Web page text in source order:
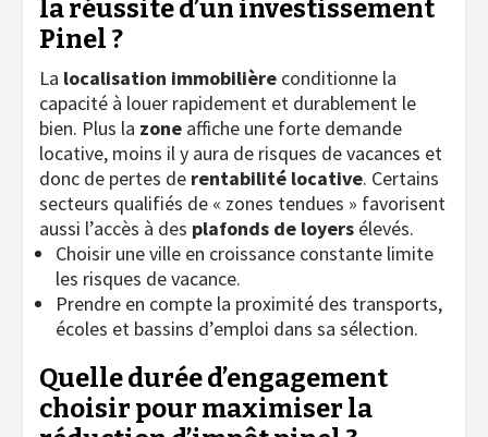
la réussite d’un investissement
Pinel ?
La localisation immobilière conditionne la
capacité à louer rapidement et durablement le
bien. Plus la zone affiche une forte demande
locative, moins il y aura de risques de vacances et
donc de pertes de rentabilité locative. Certains
secteurs qualifiés de « zones tendues » favorisent
aussi l’accès à des plafonds de loyers élevés.
Choisir une ville en croissance constante limite
les risques de vacance.
Prendre en compte la proximité des transports,
écoles et bassins d’emploi dans sa sélection.
Quelle durée d’engagement
choisir pour maximiser la